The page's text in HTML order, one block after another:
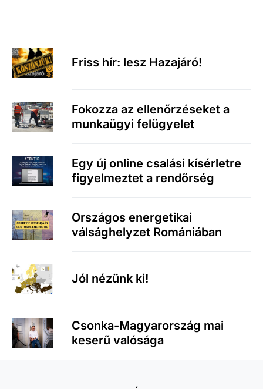
Friss hír: lesz Hazajáró!
Fokozza az ellenőrzéseket a
munkaügyi felügyelet
Egy új online csalási kísérletre
figyelmeztet a rendőrség
Országos energetikai
válsághelyzet Romániában
Jól nézünk ki!
Csonka-Magyarország mai
keserű valósága